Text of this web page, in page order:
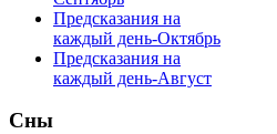
Предсказания на
каждый день-Октябрь
Предсказания на
каждый день-Август
Сны